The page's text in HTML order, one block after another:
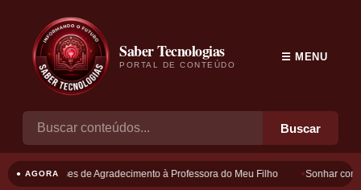
Saber Tecnologias
PORTAL DE CONTEÚDO
Buscar
☰ MENU
● AGORAFrases de Agradecimento à Professora do Meu Filho Sonhar com